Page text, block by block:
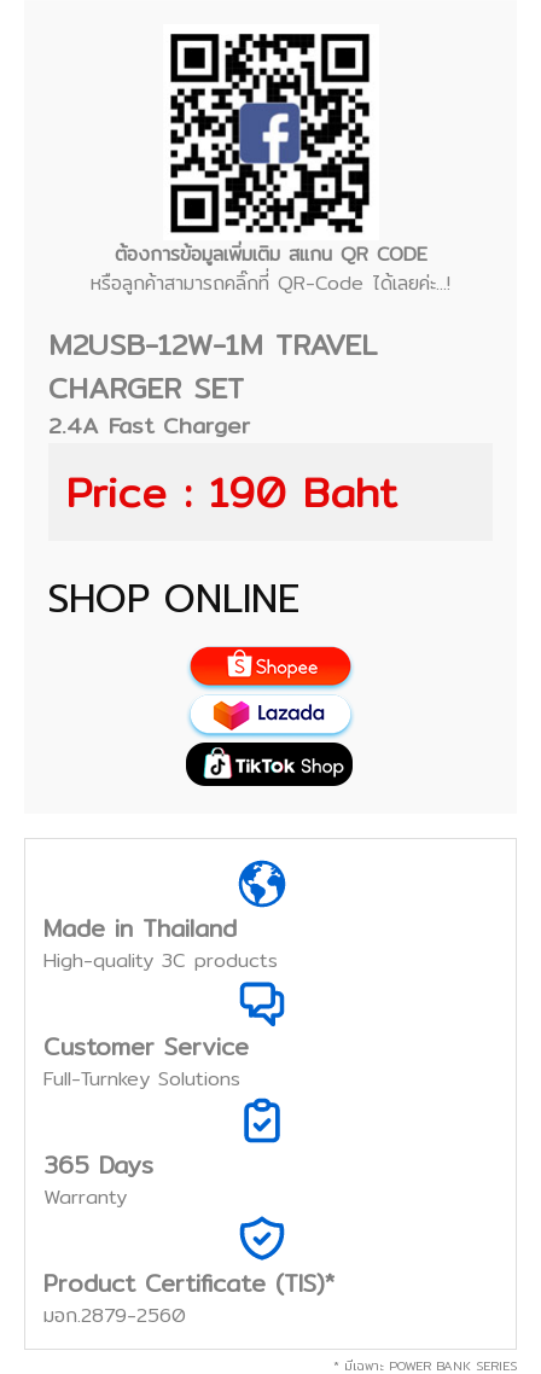
ต้องการข้อมูลเพิ่มเติม สแกน QR CODE
หรือลูกค้าสามารถคลิ๊กที่ QR-Code ได้เลยค่ะ...!
M2USB-12W-1M TRAVEL
CHARGER SET
2.4A Fast Charger
Price : 190 Baht
SHOP ONLINE
Made in Thailand
High-quality 3C products
Customer Service
Full-Turnkey Solutions
365 Days
Warranty
Product Certificate (TIS)*
มอก.2879-2560
* มีเฉพาะ POWER BANK SERIES